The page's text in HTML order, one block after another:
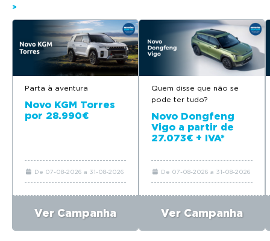
>
Parta à aventura
Novo KGM Torres
por 28.990€
De 07-08-2026 a 31-08-2026
Ver Campanha
Quem disse que não se
pode ter tudo?
Novo Dongfeng
Vigo a partir de
27.073€ + IVA*
De 07-08-2026 a 31-08-2026
Ver Campanha